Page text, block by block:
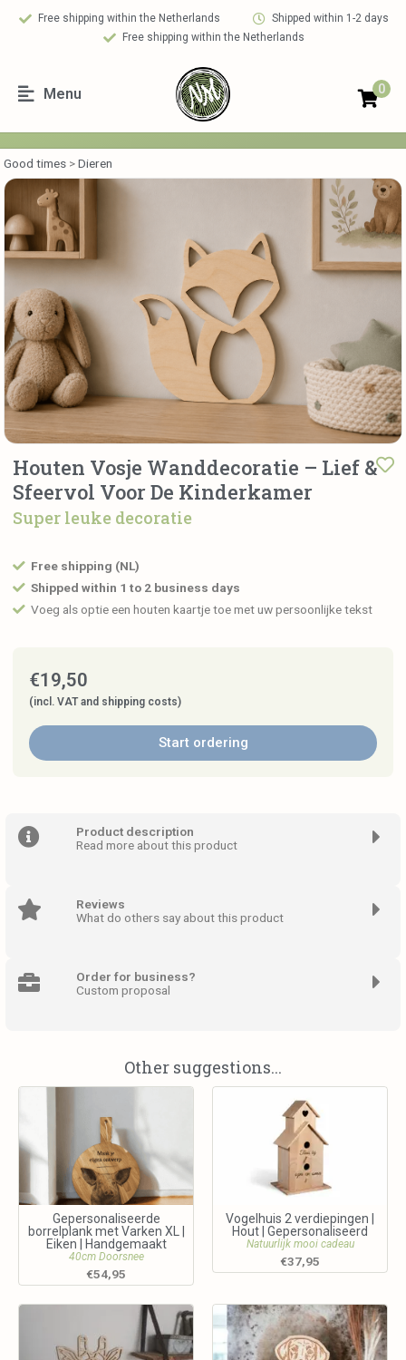
Free shipping within the Netherlands
Shipped within 1-2 days
Free shipping within the Netherlands
Menu 0
Good times >Dieren
Houten Vosje Wanddecoratie – Lief &
Sfeervol Voor De Kinderkamer
Super leuke decoratie
Free shipping (NL)
Shipped within 1 to 2 business days
Voeg als optie een houten kaartje toe met uw persoonlijke tekst
€19,50
(incl. VAT and shipping costs)
Start ordering
Product description
Read more about this product
Reviews
What do others say about this product
Order for business?
Custom proposal
Other suggestions...
Gepersonaliseerde
borrelplank met Varken XL |
Eiken | Handgemaakt
40cm Doorsnee
€54,95
Vogelhuis 2 verdiepingen |
Hout | Gepersonaliseerd
Natuurlijk mooi cadeau
€37,95